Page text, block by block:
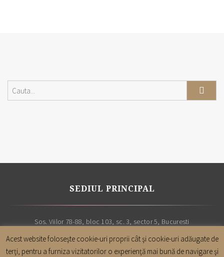
SEDIUL PRINCIPAL
Sos. Viilor 78-88, bloc 103, sc. 3, sector 5, Bucuresti
Acest website foloseşte cookie-uri proprii cât şi cookie-uri adăugate de
terţi, pentru a furniza vizitatorilor o experienţă mai bună de navigare şi